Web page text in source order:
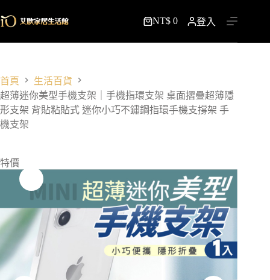
至
容
購
物
NT$ 0 登入
首頁
生活百貨
超薄迷你美型手機支架｜手機指環支架 桌面摺疊超薄隱
形支架 背貼粘貼式 迷你小巧不鏽鋼指環手機支撐架 手
機支架
特價